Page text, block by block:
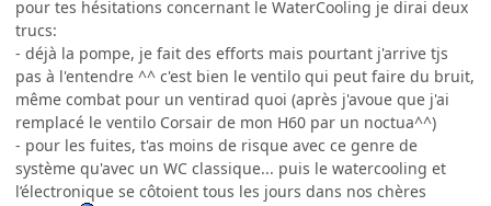
pour tes hésitations concernant le WaterCooling je dirai deux
trucs:
- déjà la pompe, je fait des efforts mais pourtant j'arrive tjs
pas à l'entendre ^^ c'est bien le ventilo qui peut faire du bruit,
même combat pour un ventirad quoi (après j'avoue que j'ai
remplacé le ventilo Corsair de mon H60 par un noctua^^)
- pour les fuites, t'as moins de risque avec ce genre de
système qu'avec un WC classique... puis le watercooling et
l’électronique se côtoient tous les jours dans nos chères